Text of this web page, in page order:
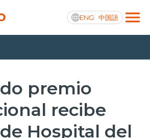
ENG 中国語
premio
recibe
Hospital del